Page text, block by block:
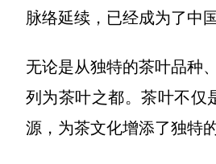
脉络延续，已经成为了中
无论是从独特的茶叶品种
列为茶叶之都。茶叶不仅
源，为茶文化增添了独特